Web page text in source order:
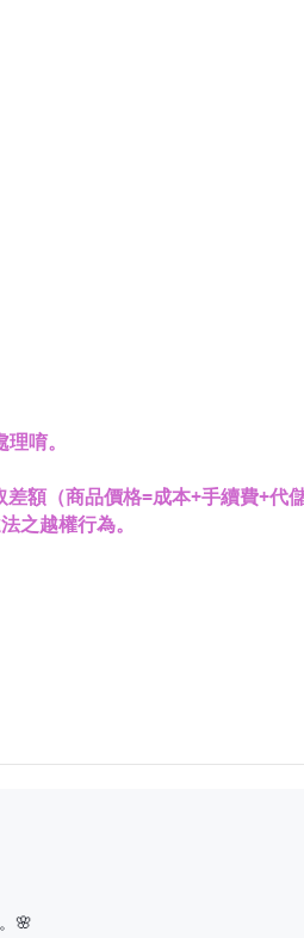
唷。
額（商品價格=成本+手續費+代
之越權行為。
🌸